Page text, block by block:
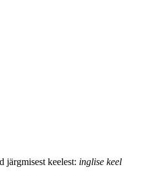
järgmisest keelest: inglise keel